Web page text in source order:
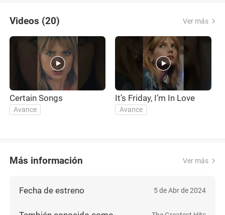
Videos (20) Ver más
Certain Songs
Avance
It’s Friday, I’m In Love
Avance
Más información Ver más
Fecha de estreno 5 de Abr de 2024